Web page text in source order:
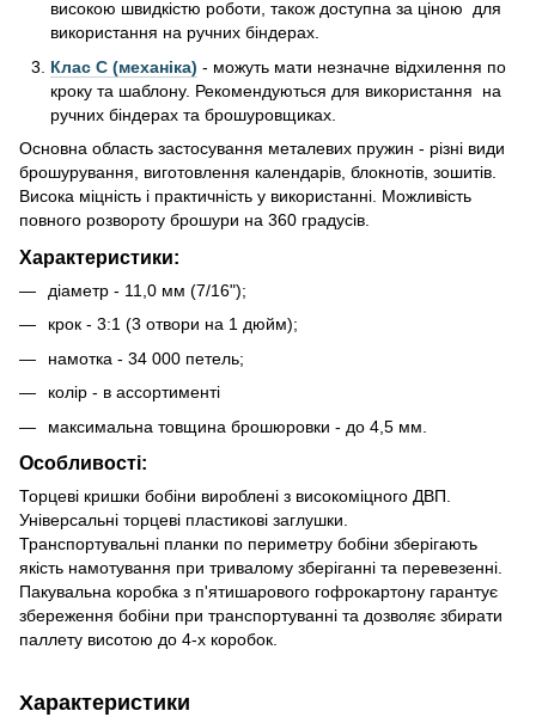
високою швидкістю роботи, також доступна за ціною для
використання на ручних біндерах.
Клас С (механіка) - можуть мати незначне відхилення по
кроку та шаблону. Рекомендуються для використання на
ручних біндерах та брошуровщиках.
Основна область застосування металевих пружин - різні види
брошурування, виготовлення календарів, блокнотів, зошитів.
Висока міцність і практичність у використанні. Можливість
повного розвороту брошури на 360 градусів.
Характеристики:
діаметр - 11,0 мм (7/16");
крок - 3:1 (3 отвори на 1 дюйм);
намотка - 34 000 петель;
колір - в ассортименті
максимальна товщина брошюровки - до 4,5 мм.
Особливості:
Торцеві кришки бобіни вироблені з високоміцного ДВП.
Універсальні торцеві пластикові заглушки.
Транспортувальні планки по периметру бобіни зберігають
якість намотування при тривалому зберіганні та перевезенні.
Пакувальна коробка з п'ятишарового гофрокартону гарантує
збереження бобіни при транспортуванні та дозволяє збирати
паллету висотою до 4-х коробок.
Характеристики